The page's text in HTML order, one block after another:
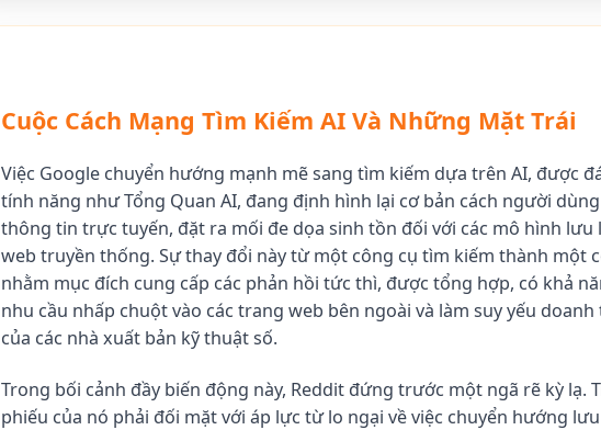
Cuộc Cách Mạng Tìm Kiếm AI Và Những Mặt Trái
Việc Google chuyển hướng mạnh mẽ sang tìm kiếm dựa trên AI, được
tính năng như Tổng Quan AI, đang định hình lại cơ bản cách người
thông tin trực tuyến, đặt ra mối đe dọa sinh tồn đối với các mô hình lưu
web truyền thống. Sự thay đổi này từ một công cụ tìm kiếm thành một
nhằm mục đích cung cấp các phản hồi tức thì, được tổng hợp, có khả
nhu cầu nhấp chuột vào các trang web bên ngoài và làm suy yếu
của các nhà xuất bản kỹ thuật số.
Trong bối cảnh đầy biến động này, Reddit đứng trước một ngã rẽ kỳ lạ.
phiếu của nó phải đối mặt với áp lực từ lo ngại về việc chuyển hướng